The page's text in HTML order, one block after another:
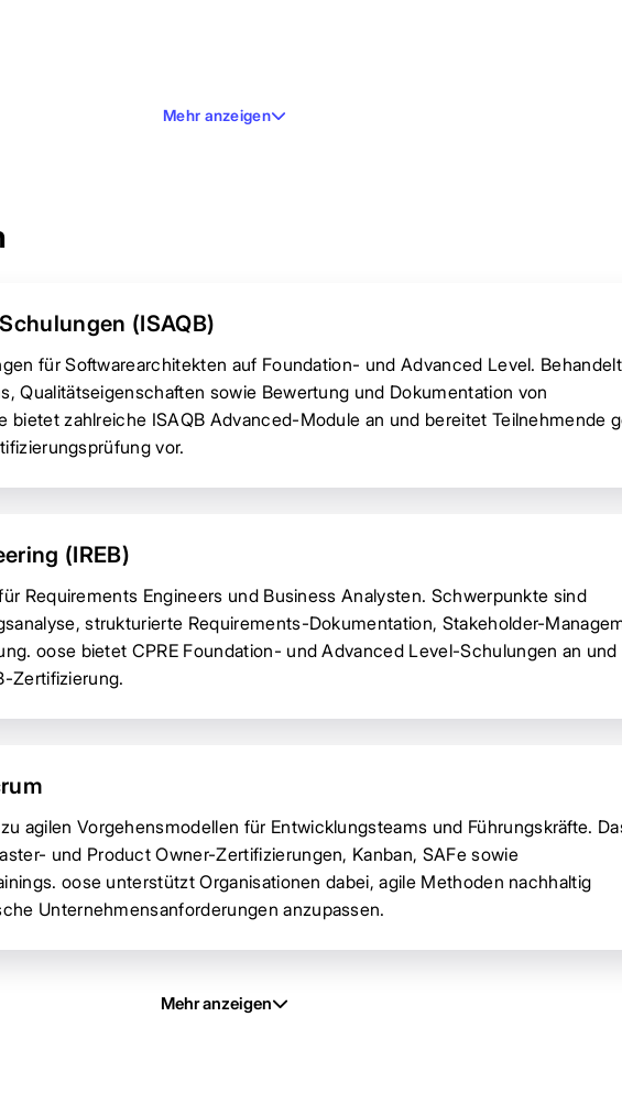
Mehr anzeigen
(ISAQB)
für Softwarearchitekten auf Foundation- und Advanced Level. Behandelt
Qualitätseigenschaften sowie Bewertung und Dokumentation von
bietet zahlreiche ISAQB Advanced-Module an und bereitet Teilnehmende
vor.
(IREB)
Requirements Engineers und Business Analysten. Schwerpunkte sind
strukturierte Requirements-Dokumentation, Stakeholder-
oose bietet CPRE Foundation- und Advanced Level-Schulungen an und
Zertifizierung.
agilen Vorgehensmodellen für Entwicklungsteams und Führungskräfte.
und Product Owner-Zertifizierungen, Kanban, SAFe sowie
oose unterstützt Organisationen dabei, agile Methoden nachhaltig
Unternehmensanforderungen anzupassen.
Mehr anzeigen